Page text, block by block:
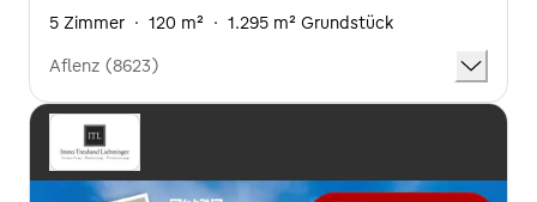
5 Zimmer · 120 m² · 1.295 m² Grundstück
Aflenz (8623)